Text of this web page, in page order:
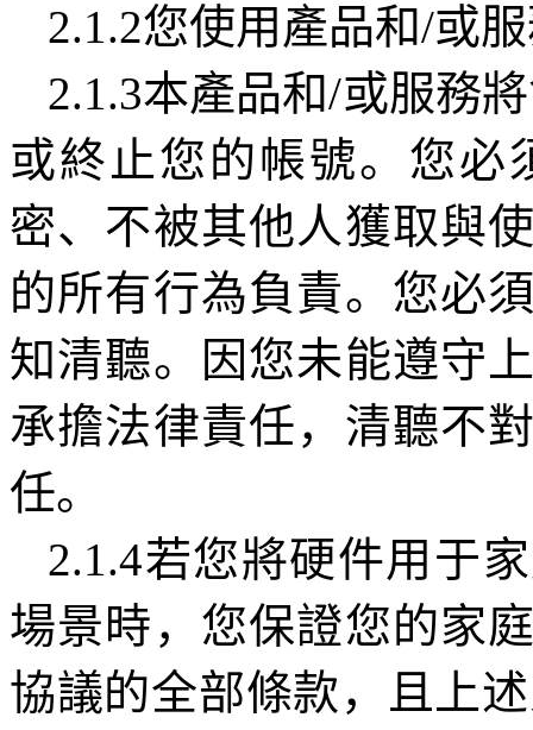
2.1.2您使用產品和/或
2.1.3本產品和/或服務
或終止您的帳號。您必
密、不被其他人獲取與
的所有行為負責。您必
知清聽。因您未能遵守
承擔法律責任，清聽不
任。
2.1.4若您將硬件用于
場景時，您保證您的家
協議的全部條款，且上